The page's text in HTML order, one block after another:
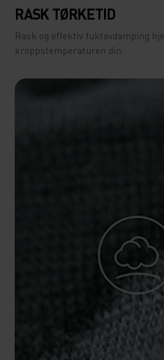
RASK TØRKETID
Rask og effektiv fuktavdamping
kroppstemperaturen din.